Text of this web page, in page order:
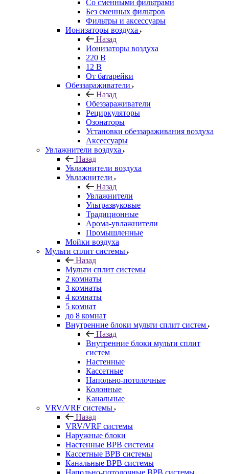
Cо сменными фильтрами
Без сменных фильтров
Фильтры и аксессуары
Ионизаторы воздуха
Назад
Ионизаторы воздуха
220 В
12 В
От батарейки
Обеззараживатели
Назад
Обеззараживатели
Рециркуляторы
Озонаторы
Установки обеззараживания воздуха
Аксессуары
Увлажнители воздуха
Назад
Увлажнители воздуха
Увлажнители
Назад
Увлажнители
Ультразвуковые
Традиционные
Арома-увлажнители
Промышленные
Мойки воздуха
Мульти сплит системы
Назад
Мульти сплит системы
2 комнаты
3 комнаты
4 комнаты
5 комнат
до 8 комнат
Внутренние блоки мульти сплит систем
Назад
Внутренние блоки мульти сплит
систем
Настенные
Кассетные
Напольно-потолочные
Колонные
Канальные
VRV/VRF системы
Назад
VRV/VRF системы
Наружные блоки
Настенные ВРВ системы
Кассетные ВРВ системы
Канальные ВРВ системы
Напольно-потолочные ВРВ системы